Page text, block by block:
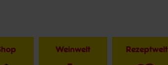
Weinwelt Rezeptwelt